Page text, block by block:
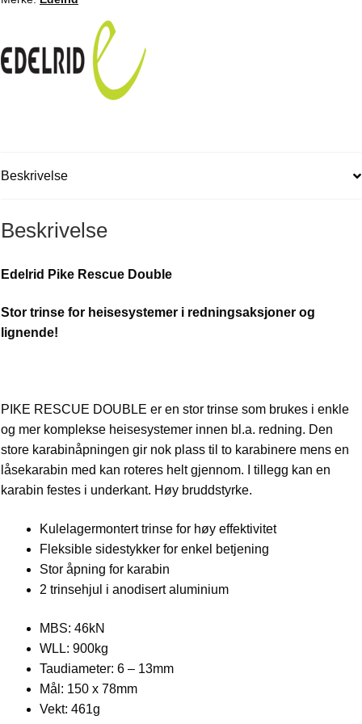
Beskrivelse
Beskrivelse
Edelrid Pike Rescue Double
Stor trinse for heisesystemer i redningsaksjoner og
lignende!
PIKE RESCUE DOUBLE er en stor trinse som brukes i enkle
og mer komplekse heisesystemer innen bl.a. redning. Den
store karabinåpningen gir nok plass til to karabinere mens en
låsekarabin med kan roteres helt gjennom. I tillegg kan en
karabin festes i underkant. Høy bruddstyrke.
Kulelagermontert trinse for høy effektivitet
Fleksible sidestykker for enkel betjening
Stor åpning for karabin
2 trinsehjul i anodisert aluminium
MBS: 46kN
WLL: 900kg
Taudiameter: 6 – 13mm
Mål: 150 x 78mm
Vekt: 461g